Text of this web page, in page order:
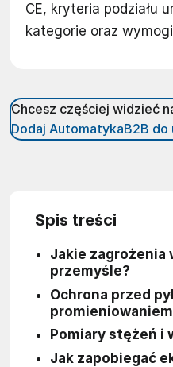
CE, kryteria podziału
kategorie oraz
Chcesz częściej widzieć
Dodaj AutomatykaB2B do
Spis treści
Jakie zagrożenia
przemyśle?
Ochrona przed
promieniowaniem
Pomiary stężeń i
Jak zapobiegać